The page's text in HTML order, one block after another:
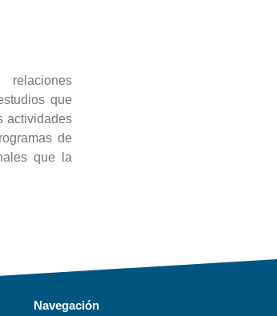
que
actividades
de
que la
Navegación